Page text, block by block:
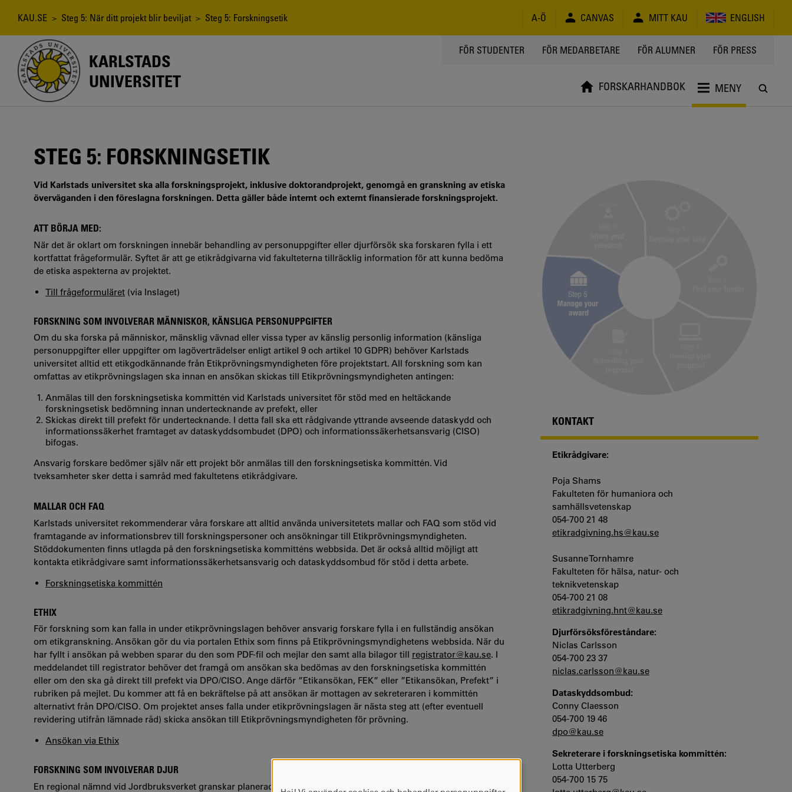
Länkstig
KAU.SE > Steg 5: När ditt projekt blir beviljat > Steg 5: Forskningsetik A-Ö CANVAS MITT KAU ENGLISH
KARLSTADS
UNIVERSITET
TOPPMENY
FÖR STUDENTER FÖR MEDARBETARE FÖR ALUMNER FÖR PRESS
FORSKARHANDBOK MENY
STEG 5: FORSKNINGSETIK
Vid Karlstads universitet ska alla forskningsprojekt, inklusive doktorandprojekt, genomgå en granskning av etiska
överväganden i den föreslagna forskningen. Detta gäller både internt och externt finansierade forskningsprojekt.
ATT BÖRJA MED:
När det är oklart om forskningen innebär behandling av personuppgifter eller djurförsök ska forskaren fylla i ett
kortfattat frågeformulär. Syftet är att ge etikrådgivarna vid fakulteterna tillräcklig information för att kunna bedöma
de etiska aspekterna av projektet.
Till frågeformuläret (via Inslaget)
FORSKNING SOM INVOLVERAR MÄNNISKOR, KÄNSLIGA PERSONUPPGIFTER
Om du ska forska på människor, mänsklig vävnad eller vissa typer av känslig personlig information (känsliga
personuppgifter eller uppgifter om lagöverträdelser enligt artikel 9 och artikel 10 GDPR) behöver Karlstads
universitet alltid ett etikgodkännande från Etikprövningsmyndigheten före projektstart. All forskning som kan
omfattas av etikprövningslagen ska innan en ansökan skickas till Etikprövningsmyndigheten antingen:
Anmälas till den forskningsetiska kommittén vid Karlstads universitet för stöd med en heltäckande
forskningsetisk bedömning innan undertecknande av prefekt, eller
Skickas direkt till prefekt för undertecknande. I detta fall ska ett rådgivande yttrande avseende dataskydd och
informationssäkerhet framtaget av dataskyddsombudet (DPO) och informationssäkerhetsansvarig (CISO)
bifogas.
Ansvarig forskare bedömer själv när ett projekt bör anmälas till den forskningsetiska kommittén. Vid
tveksamheter sker detta i samråd med fakultetens etikrådgivare.
MALLAR OCH FAQ
Karlstads universitet rekommenderar våra forskare att alltid använda universitetets mallar och FAQ som stöd vid
framtagande av informationsbrev till forskningspersoner och ansökningar till Etikprövningsmyndigheten.
Stöddokumenten finns utlagda på den forskningsetiska kommitténs webbsida. Det är också alltid möjligt att
kontakta etikrådgivare samt informationssäkerhetsansvarig och dataskyddsombud för stöd i detta arbete.
Forskningsetiska kommittén
ETHIX
För forskning som kan falla in under etikprövningslagen behöver ansvarig forskare fylla i en fullständig ansökan
om etikgranskning. Ansökan gör du via portalen Ethix som finns på Etikprövningsmyndighetens webbsida. När du
har fyllt i ansökan på webben sparar du den som PDF-fil och mejlar den samt alla bilagor till registrator@kau.se. I
meddelandet till registrator behöver det framgå om ansökan ska bedömas av den forskningsetiska kommittén
eller om den ska gå direkt till prefekt via DPO/CISO. Ange därför ”Etikansökan, FEK” eller ”Etikansökan, Prefekt” i
rubriken på mejlet. Du kommer att få en bekräftelse på att ansökan är mottagen av sekreteraren i kommittén
alternativt från DPO/CISO. Om projektet anses falla under etikprövningslagen är nästa steg att (efter eventuell
revidering utifrån lämnade råd) skicka ansökan till Etikprövningsmyndigheten för prövning.
Ansökan via Ethix
FORSKNING SOM INVOLVERAR DJUR
En regional nämnd vid Jordbruksverket granskar planerade djurförsök. Forskningsstudien får inte påbörjas innan
KONTAKT
Etikrådgivare:
Poja Shams
Fakulteten för humaniora och
samhällsvetenskap
054-700 21 48
etikradgivning.hs@kau.se
Susanne Tornhamre
Fakulteten för hälsa, natur- och
teknikvetenskap
054-700 21 08
etikradgivning.hnt@kau.se
Djurförsöksföreståndare:
Niclas Carlsson
054-700 23 37
niclas.carlsson@kau.se
Dataskyddsombud:
Conny Claesson
054-700 19 46
dpo@kau.se
Sekreterare i forskningsetiska kommittén:
Lotta Utterberg
054-700 15 75